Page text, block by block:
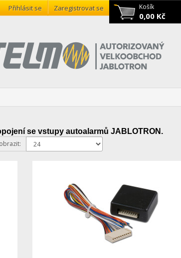
Košík
0,00 Kč
Přihlásit se Zaregistrovat se
se vstupy autoalarmů JABLOTRON.